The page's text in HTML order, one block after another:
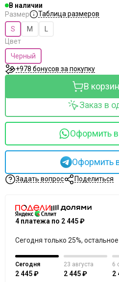
В наличии
Размер
Таблица размеров
S
M
Цвет
Черный
+978 бонусов за покупку
В
Заказ в
Оформить
Оформить
Задать вопрос Поделиться
4 платежа по 2 445 ₽
Сегодня только 25%,
Сегодня
2 445 ₽
23 августа
2 445 ₽
6
2